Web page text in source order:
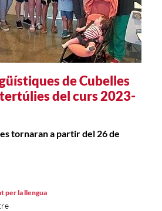
de Cubelles
del curs 2023-
tornaran a partir del 26 de
per la llengua